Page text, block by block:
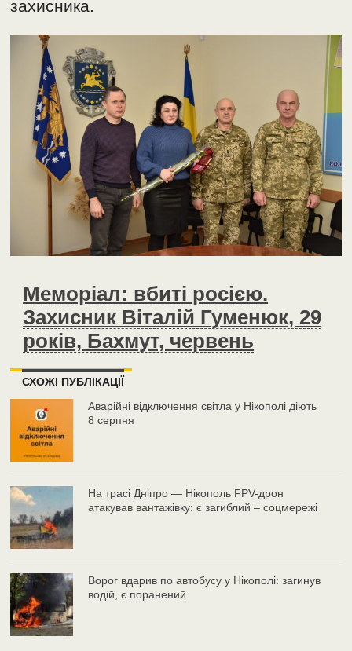
захисника.
Меморіал: вбиті росією.
Захисник Віталій Гуменюк, 29
років, Бахмут, червень
СХОЖІ ПУБЛІКАЦІЇ
Аварійні відключення світла у Нікополі діють
8 серпня
На трасі Дніпро — Нікополь FPV-дрон
атакував вантажівку: є загиблий – соцмережі
Ворог вдарив по автобусу у Нікополі: загинув
водій, є поранений